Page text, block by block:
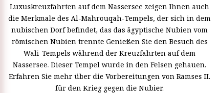
Luxuskreuzfahrten auf dem Nassersee zeigen Ihnen auch
die Merkmale des Al-Mahrouqah-Tempels, der sich in dem
nubischen Dorf befindet, das das ägyptische Nubien vom
römischen Nubien trennte Genießen Sie den Besuch des
Wali-Tempels während der Kreuzfahrten auf dem
Nassersee. Dieser Tempel wurde in den Felsen gehauen.
Erfahren Sie mehr über die Vorbereitungen von Ramses II.
für den Krieg gegen die Nubier.